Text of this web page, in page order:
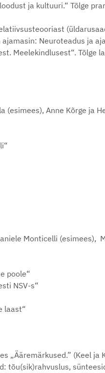
ja kultuuri.“ Tõlge
Neuroteadus ja
Meelekindlusest“. Tõlge
(esimees), Anne Kõrge ja
Monticelli (esimees),
poole“
NSV-s“
laast“
„Ääremärkused.” (Keel
tõu(sik)rahvuslus,